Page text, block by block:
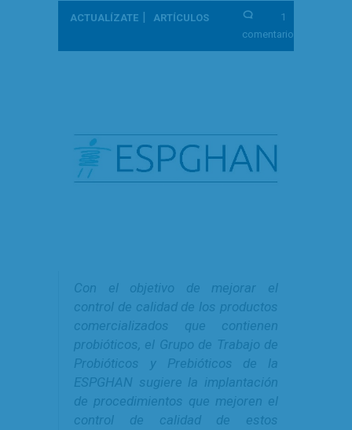
ACTUALÍZATE | ARTÍCULOS
1
comentario
Con el objetivo de mejorar el
control de calidad de los productos
comercializados que contienen
probióticos, el Grupo de Trabajo de
Probióticos y Prebióticos de la
ESPGHAN sugiere la implantación
de procedimientos que mejoren el
control de calidad de estos